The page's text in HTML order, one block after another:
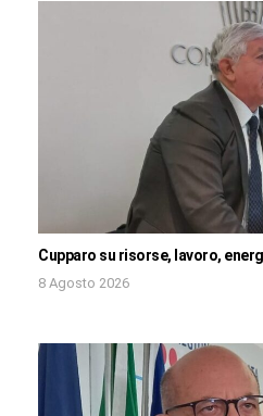
Cupparo su risorse, lavoro,
8 Agosto 2026